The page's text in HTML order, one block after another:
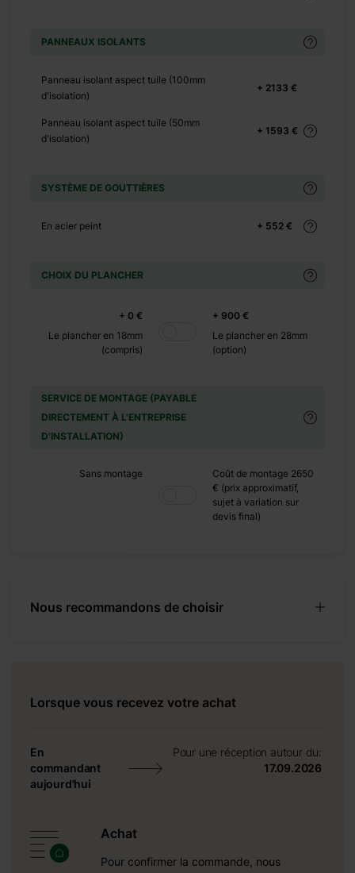
PANNEAUX ISOLANTS
+ 2133 €
Panneau isolant aspect tuile (100mm
d'isolation)
+ 1593 €
Panneau isolant aspect tuile (50mm
d'isolation)
SYSTÈME DE GOUTTIÈRES
+ 552 €
En acier peint
CHOIX DU PLANCHER
+ 0 €
Le plancher en 18mm
(compris)
+ 900 €
Le plancher en 28mm
(option)
SERVICE DE MONTAGE (PAYABLE
DIRECTEMENT À L'ENTREPRISE
D'INSTALLATION)
Sans montage
Coût de montage 2650
€ (prix approximatif,
sujet à variation sur
devis final)
Nous recommandons de choisir
Lorsque vous recevez votre achat
En
commandant
aujourd'hui
Pour une réception autour du:
17.09.2026
Achat
Pour confirmer la commande, nous
+ 600 €
+ 490 €
+ 0 €
peut devenir une
où vous pouvez
réalisée en bois